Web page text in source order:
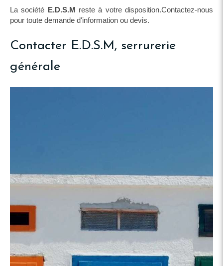
La société E.D.S.M reste à votre disposition.Contactez-nous
pour toute demande d'information ou devis.
Contacter E.D.S.M, serrurerie
générale